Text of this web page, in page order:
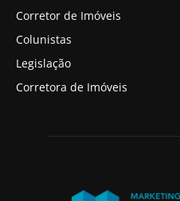
Corretor de Imóveis
Colunistas
Legislação
Corretora de Imóveis